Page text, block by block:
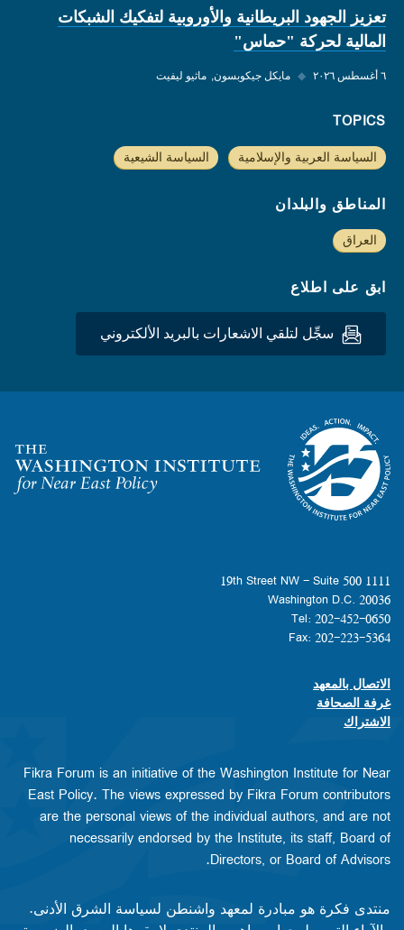
تعزيز الجهود البريطانية والأوروبية لتفكيك الشبكات
المالية لحركة "حماس"
٦ أغسطس ٢٠٢٦ ◆ مايكل جيكوبسون ماثيو ليفيت
TOPICS
السياسة العربية والإسلامية السياسة الشيعية
المناطق والبلدان
العراق
ابق على اطلاع
سجِّل لتلقي الاشعارات بالبريد الألكتروني
Homepage
1111 19th Street NW - Suite 500
Washington D.C. 20036
Tel: 202-452-0650
Fax: 202-223-5364
Footer contact links
الاتصال بالمعهد
غرفة الصحافة
الاشتراك
Fikra Forum is an initiative of the Washington Institute for Near
East Policy. The views expressed by Fikra Forum contributors
are the personal views of the individual authors, and are not
necessarily endorsed by the Institute, its staff, Board of
Directors, or Board of Advisors.​​
منتدى فكرة هو مبادرة لمعهد واشنطن لسياسة الشرق الأدنى.